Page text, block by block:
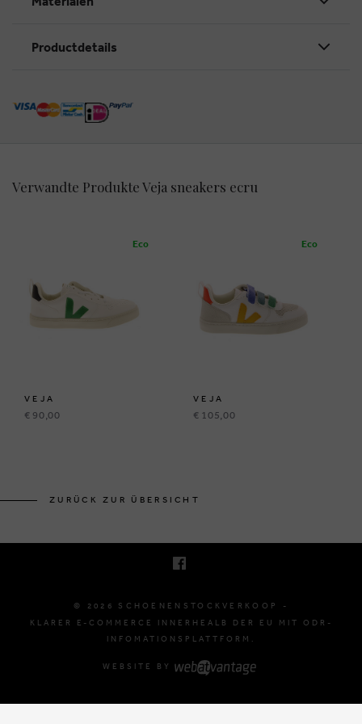
Productdetails
Verwandte Produkte Veja sneakers ecru
Eco
VEJA
€ 90,00
Eco
VEJA
€ 105,00
ZURÜCK ZUR ÜBERSICHT
© 2026 SCHOENENSTOCKVERKOOP -
KLARER E-COMMERCE INNERHEALB DER EU MIT ODR-
INFOMATIONSPLATTFORM.
WEBSITE BY